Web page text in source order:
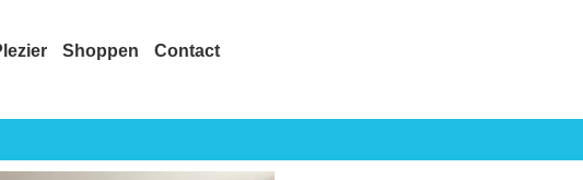
Shoppen Contact